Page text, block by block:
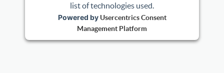
list of technologies used.
Powered by Usercentrics Consent
Management Platform